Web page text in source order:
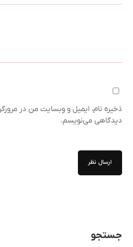
ذخیره نام، ایمیل و وبسایت من در
دیدگاهی می‌نویسم.
ارسال نظر
جستجو